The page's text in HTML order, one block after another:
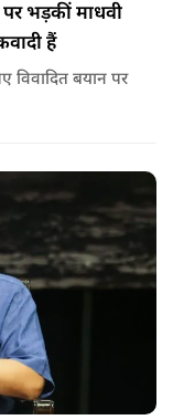
पर भड़कीं माधवी
हैं
विवादित बयान पर